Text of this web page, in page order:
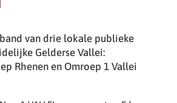
van drie lokale publieke
Gelderse Vallei:
Rhenen en Omroep 1 Vallei